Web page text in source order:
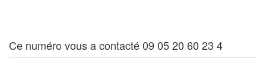
Ce numéro vous a contacté 09 05 20 60 23 4